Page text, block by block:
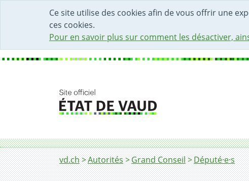
Ce site utilise des cookies afin de vous offrir une
ces cookies.
Pour en savoir plus sur comment les désactiver,
DÉBUT DU CONTENU DE LA PAGE
ACCÈS AU CHAMP DE RECHERCHE
PAGE D'ACCUEIL
FORMULAIRE DE CONTACT
Fil d'Ariane
vd.ch Autorités Grand Conseil Député·e·s